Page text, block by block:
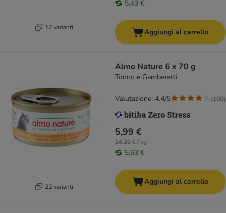
12 varianti
5,43 €
Aggiungi al carrello
22 varianti
Almo Nature 6 x 70 g
Tonno e Gamberetti
5,99 €
14,26 € / kg
5,63 €
Valutazione: 4.4/5 (100)
Aggiungi al carrello